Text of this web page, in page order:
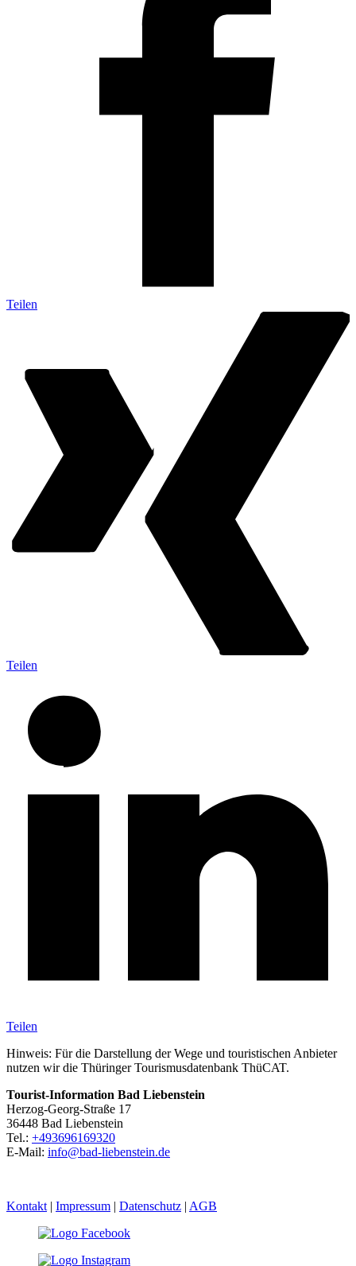
Teilen
Teilen
Teilen
Hinweis: Für die Darstellung der Wege und touristischen Anbieter
nutzen wir die Thüringer Tourismusdatenbank ThüCAT.
Tourist-Information Bad Liebenstein
Herzog-Georg-Straße 17
36448 Bad Liebenstein
Tel.: +493696169320
E-Mail: info@bad-liebenstein.de
Kontakt| Impressum Datenschutz AGB